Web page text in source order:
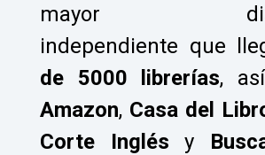
mayor
independiente que
de 5000 librerías,
Amazon, Casa del
Corte Inglés y